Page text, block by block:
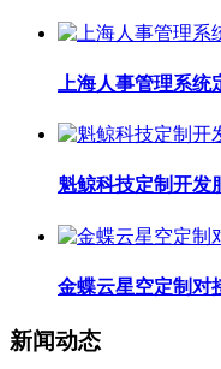
上海人事管理系统
魁鲸科技定制开发
金蝶云星空定制对
新闻动态